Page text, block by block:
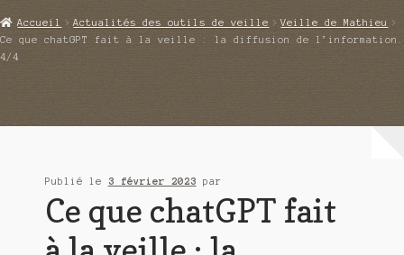
Démos vidéos
Ouvrir
Qui sommes-nous ?
Accueil Actualités des outils de veille
Veille de Mathieu
Ce que chatGPT fait à la veille : la diffusion de l’information.
4/4
Publié le 3 février 2023 par
Ce que chatGPT fait